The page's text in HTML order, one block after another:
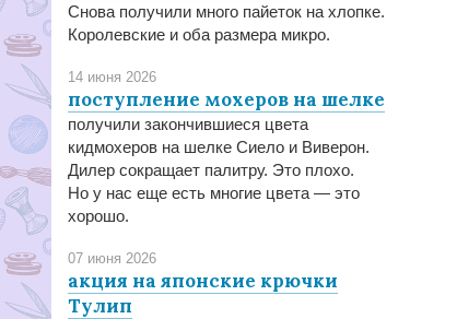
Снова получили много пайеток на хлопке.
Королевские и оба размера микро.
14 июня 2026
поступление мохеров на шелке
получили закончившиеся цвета
кидмохеров на шелке Сиело и Виверон.
Дилер сокращает палитру. Это плохо.
Но у нас еще есть многие цвета — это
хорошо.
07 июня 2026
акция на японские крючки
Тулип